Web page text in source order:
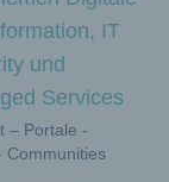
IT
und
Services
– Portale -
Communities